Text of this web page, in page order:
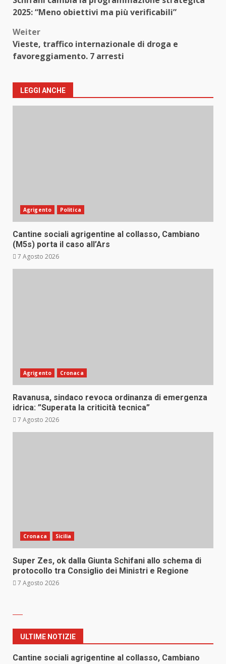
2025: “Meno obiettivi ma più verificabili”
Weiter
Vieste, traffico internazionale di droga e
favoreggiamento. 7 arresti
LEGGI ANCHE
Agrigento Politica
Cantine sociali agrigentine al collasso, Cambiano
(M5s) porta il caso all’Ars
7 Agosto 2026
Agrigento Cronaca
Ravanusa, sindaco revoca ordinanza di emergenza
idrica: ”Superata la criticità tecnica”
7 Agosto 2026
Cronaca Sicilia
Super Zes, ok dalla Giunta Schifani allo schema di
protocollo tra Consiglio dei Ministri e Regione
7 Agosto 2026
ULTIME NOTIZIE
Cantine sociali agrigentine al collasso, Cambiano